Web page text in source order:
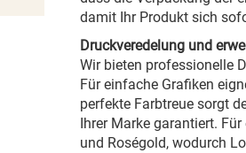
damit Ihr Produkt sich
Druckveredelung und
Wir bieten professionelle
Für einfache Grafiken
perfekte Farbtreue sorgt
Ihrer Marke garantiert.
und Roségold, wodurch